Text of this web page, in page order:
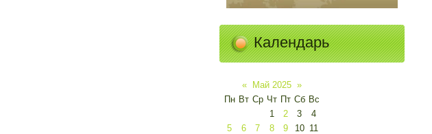
Календарь
« Май 2025 »
Пн Вт Ср Чт Пт Сб Вс
1
2 3
4
5
6 7 8 9 10 11